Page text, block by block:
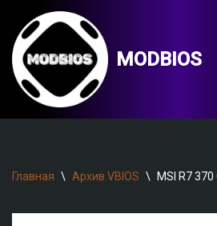
Перейти
к
содержимому
MODBIOS
Главная \ Архив VBIOS \ MSI R7 370